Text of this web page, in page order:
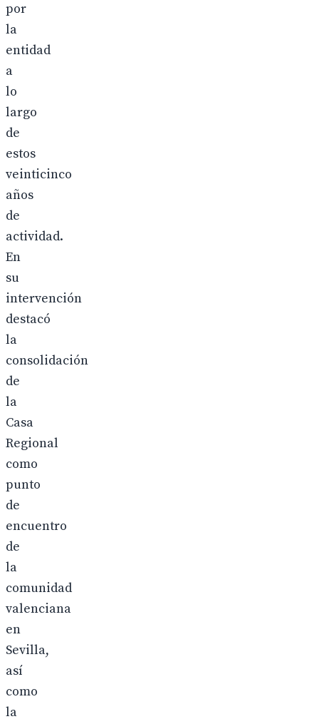
por
la
entidad
a
lo
largo
de
estos
veinticinco
años
de
actividad.
En
su
intervención
destacó
la
consolidación
de
la
Casa
Regional
como
punto
de
encuentro
de
la
comunidad
valenciana
en
Sevilla,
así
como
la